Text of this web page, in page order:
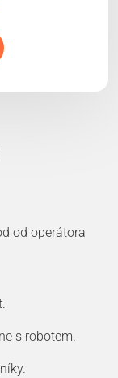
od operátora
s robotem.